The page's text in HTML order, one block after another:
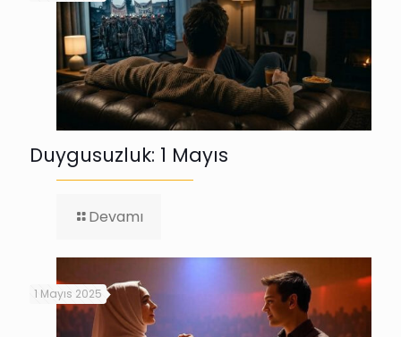
Duygusuzluk: 1 Mayıs
Devamı
Mayıs
1 Mayıs 2025